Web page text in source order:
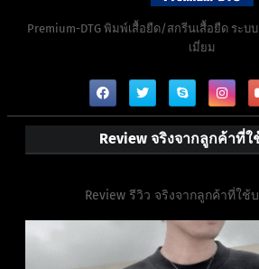
Premium-DTG พิมพ์เสื้อยืด/สกรีนเสื้อยืด ระบบ
เมี่ยม
Review จริงจากลูกค้าที่ใ
Review รีวิว จริงจากลูกค้าที่ใช้